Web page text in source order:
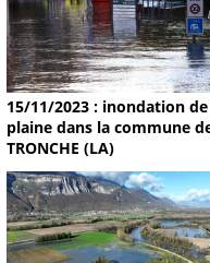
15/11/2023 : inondation de
plaine dans la commune
TRONCHE (LA)